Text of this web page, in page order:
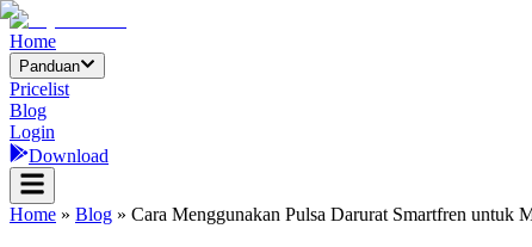
Home
Panduan
Pricelist
Blog
Login
Download
Home » Blog » Cara Menggunakan Pulsa Darurat Smartfren untuk